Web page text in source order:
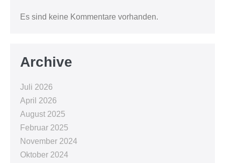
Es sind keine Kommentare vorhanden.
Archive
Juli 2026
April 2026
August 2025
Februar 2025
November 2024
Oktober 2024